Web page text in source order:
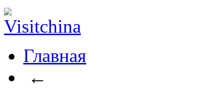
Главная
←